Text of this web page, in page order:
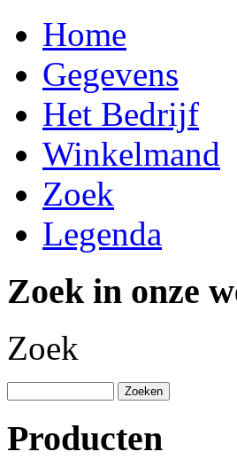
Home
Gegevens
Het Bedrijf
Winkelmand
Zoek
Legenda
Zoek in onze
Zoek
Producten